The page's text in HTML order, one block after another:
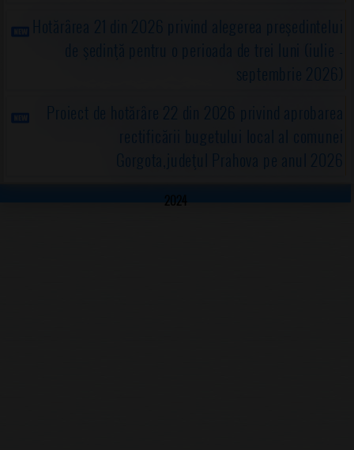
Hotărârea 21 din 2026 privind alegerea preşedintelui
de şedinţă pentru o perioada de trei luni (iulie -
septembrie 2026)
Proiect de hotărâre 22 din 2026 privind aprobarea
rectificării bugetului local al comunei
Gorgota,judeţul Prahova pe anul 2026
2024